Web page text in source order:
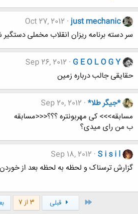
just mechanic
Oct 27, 2012
سر دسته برنامه ریزان انقلاب مخملی
G E O L O G Y
Sep 26, 2012
حقایقی جالب درباره زمین
*جیگر طلا* Sep 20, 2012
مسابقه>>> کی مهربونتره ؟؟؟<<<مسابقه
ب من رای میدی؟
S i s i l
Sep 18, 2012
گزارش ترسناک و لحظه به لحظه بعد از
قبلی 3 از 7